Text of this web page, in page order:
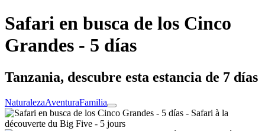
Safari en busca de los Cinco
Grandes - 5 días
Tanzania, descubre esta estancia de 7 días
NaturalezaAventuraFamilia